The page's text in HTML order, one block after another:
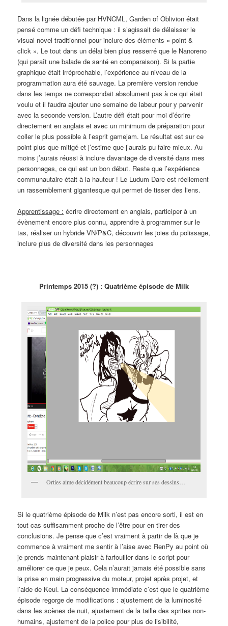
Dans la lignée débutée par HVNCML, Garden of Oblivion était
pensé comme un défi technique : il s’agissait de délaisser le
visual novel traditionnel pour inclure des éléments « point &
click ». Le tout dans un délai bien plus resserré que le Nanoreno
(qui paraît une balade de santé en comparaison). Si la partie
graphique était irréprochable, l’expérience au niveau de la
programmation aura été sauvage. La première version rendue
dans les temps ne correspondait absolument pas à ce qui était
voulu et il faudra ajouter une semaine de labeur pour y parvenir
avec la seconde version. L’autre défi était pour moi d’écrire
directement en anglais et avec un minimum de préparation pour
coller le plus possible à l’esprit gamejam. Le résultat est sur ce
point plus que mitigé et j’estime que j’aurais pu faire mieux. Au
moins j’aurais réussi à inclure davantage de diversité dans mes
personnages, ce qui est un bon début. Reste que l’expérience
communautaire était à la hauteur ! Le Ludum Dare est réellement
un rassemblement gigantesque qui permet de tisser des liens.
Apprentissage : écrire directement en anglais, participer à un
évènement encore plus connu, apprendre à programmer sur le
tas, réaliser un hybride VN/P&C, découvrir les joies du polissage,
inclure plus de diversité dans les personnages
Printemps 2015 (?) : Quatrième épisode de Milk
Orties aime décidément beaucoup écrire sur ses dessins…
Si le quatrième épisode de Milk n’est pas encore sorti, il est en
tout cas suffisamment proche de l’être pour en tirer des
conclusions. Je pense que c’est vraiment à partir de là que je
commence à vraiment me sentir à l’aise avec RenPy au point où
je prends maintenant plaisir à farfouiller dans le script pour
améliorer ce que je peux. Cela n’aurait jamais été possible sans
la prise en main progressive du moteur, projet après projet, et
l’aide de Keul. La conséquence immédiate c’est que le quatrième
épisode regorge de modifications : ajustement de la luminosité
dans les scènes de nuit, ajustement de la taille des sprites non-
humains, ajustement de la police pour plus de lisibilité,